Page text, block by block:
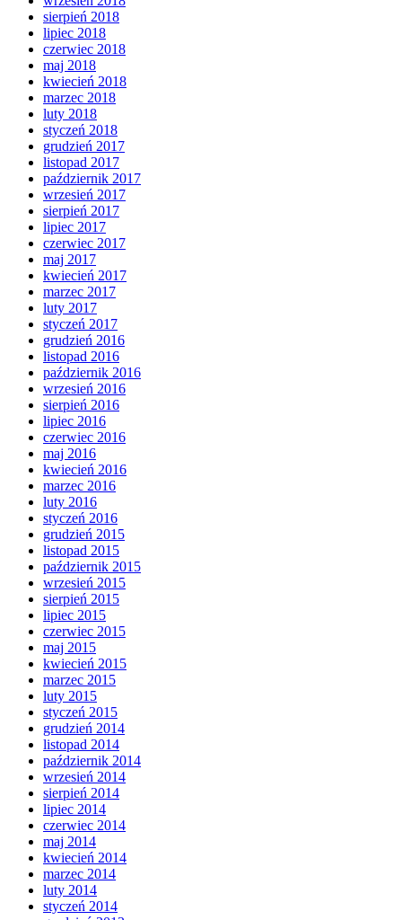
sierpień 2018
lipiec 2018
czerwiec 2018
maj 2018
kwiecień 2018
marzec 2018
luty 2018
styczeń 2018
grudzień 2017
listopad 2017
październik 2017
wrzesień 2017
sierpień 2017
lipiec 2017
czerwiec 2017
maj 2017
kwiecień 2017
marzec 2017
luty 2017
styczeń 2017
grudzień 2016
listopad 2016
październik 2016
wrzesień 2016
sierpień 2016
lipiec 2016
czerwiec 2016
maj 2016
kwiecień 2016
marzec 2016
luty 2016
styczeń 2016
grudzień 2015
listopad 2015
październik 2015
wrzesień 2015
sierpień 2015
lipiec 2015
czerwiec 2015
maj 2015
kwiecień 2015
marzec 2015
luty 2015
styczeń 2015
grudzień 2014
listopad 2014
październik 2014
wrzesień 2014
sierpień 2014
lipiec 2014
czerwiec 2014
maj 2014
kwiecień 2014
marzec 2014
luty 2014
styczeń 2014